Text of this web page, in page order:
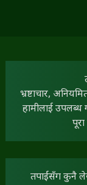
भ्रष्टाचार,
हामीलाई उपलब्ध
तपाईंसँग कुनै